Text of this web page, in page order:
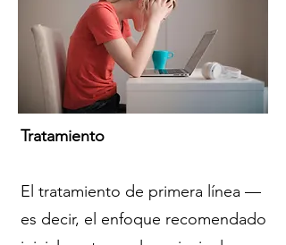
Tratamiento
El tratamiento de primera línea —
es decir, el enfoque recomendado